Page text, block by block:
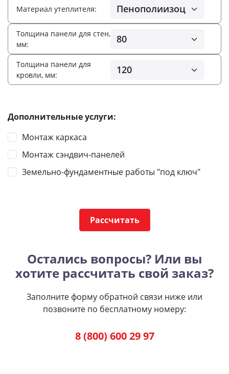
Материал утеплителя:
Толщина панели для стен,
мм:
Толщина панели для
кровли, мм:
Дополнительные услуги:
Монтаж каркаса
Монтаж сэндвич-панелей
Земельно-фундаментные работы "под ключ"
Рассчитать
Остались вопросы? Или вы
хотите рассчитать свой заказ?
Заполните форму обратной связи ниже или
позвоните по бесплатному номеру:
8 (800) 600 29 97